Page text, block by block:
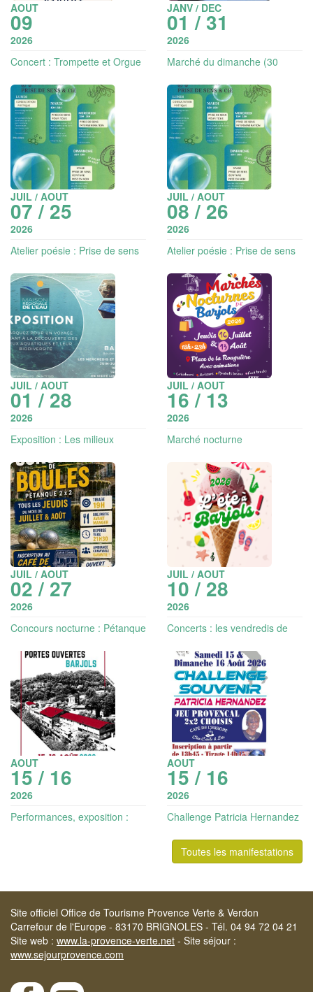
AOUT
09
2026
Concert : Trompette et Orgue
JANV / DEC
01 / 31
2026
Marché du dimanche (30
JUIL / AOUT
07 / 25
2026
Atelier poésie : Prise de sens
JUIL / AOUT
08 / 26
2026
Atelier poésie : Prise de sens
JUIL / AOUT
01 / 28
2026
Exposition : Les milieux
JUIL / AOUT
16 / 13
2026
Marché nocturne
JUIL / AOUT
02 / 27
2026
Concours nocturne : Pétanque
JUIL / AOUT
10 / 28
2026
Concerts : les vendredis de
AOUT
15 / 16
2026
Performances, exposition :
AOUT
15 / 16
2026
Challenge Patricia Hernandez
Toutes les manifestations
Site officiel Office de Tourisme Provence Verte & Verdon
Carrefour de l'Europe - 83170 BRIGNOLES - Tél. 04 94 72 04 21
Site web : www.la-provence-verte.net - Site séjour :
www.sejourprovence.com